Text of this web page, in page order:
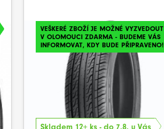
VEŠKERÉ ZBOŽÍ JE MOŽNÉ VYZVEDOUT
V OLOMOUCI ZDARMA - BUDEME VÁS
INFORMOVAT, KDY BUDE PŘIPRAVENO!
Skladem 12+ ks - do 7.8. u Vás